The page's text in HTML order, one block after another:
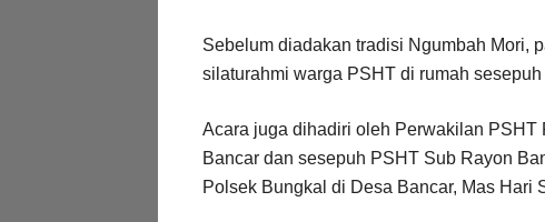
Sebelum diadakan tradisi Ngumbah Mori,
silaturahmi warga PSHT di rumah
Acara juga dihadiri oleh Perwakilan
Bancar dan sesepuh PSHT Sub Rayon
Polsek Bungkal di Desa Bancar, Mas Hari